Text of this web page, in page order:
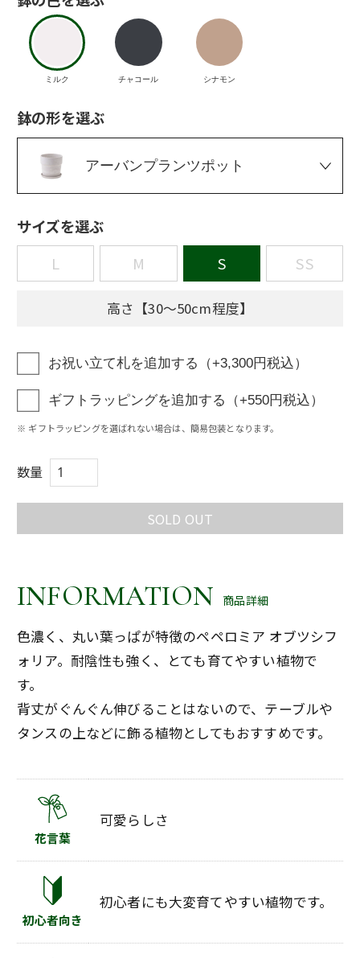
ミルク チャコール シナモン
鉢の形を選ぶ
アーバンプランツポット
サイズを選ぶ
L
M S SS
高さ【30〜50cm程度】
お祝い立て札を追加する（+3,300円税込）
ギフトラッピングを追加する（+550円税込）
※ ギフトラッピングを選ばれない場合は、簡易包装となります。
数量
SOLD OUT
INFORMATION 商品詳細
色濃く、丸い葉っぱが特徴のペペロミア オブツシフ
ォリア。耐陰性も強く、とても育てやすい植物で
す。
背丈がぐんぐん伸びることはないので、テーブルや
タンスの上などに飾る植物としてもおすすめです。
花言葉
可愛らしさ
初心者向き
初心者にも大変育てやすい植物です。